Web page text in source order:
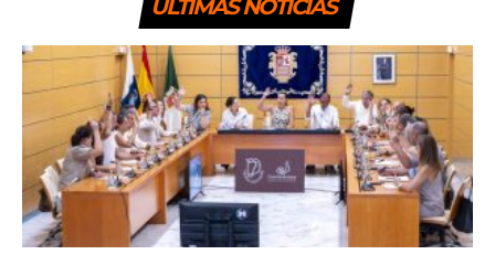
ULTIMAS NOTICIAS